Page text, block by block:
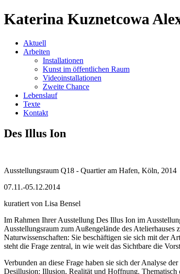
Katerina Kuznetcowa
Aktuell
Arbeiten
Installationen
Kunst im öffentlichen Raum
Videoinstallationen
Zweite Chance
Lebenslauf
Texte
Kontakt
Des Illus Ion
Ausstellungsraum Q18 - Quartier am Hafen, Köln, 2014
07.11.-05.12.2014
kuratiert von Lisa Bensel
Im Rahmen Ihrer Ausstellung Des Illus Ion im
Ausstellungsraum zum Außengelände des
Naturwissenschaften: Sie beschäftigen sie sich mit der
steht die Frage zentral, in wie weit das Sichtbare die
Verbunden an diese Frage haben sie sich der Analyse
Desillusion: Illusion, Realität und Hoffnung.